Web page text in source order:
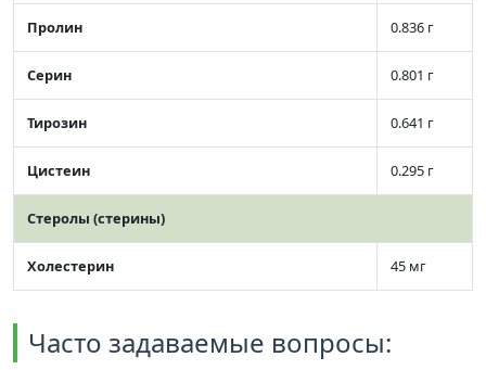
Пролин 0.836 г
Серин 0.801 г
Тирозин 0.641 г
Цистеин 0.295 г
Стеролы (стерины)
Холестерин 45 мг
Часто задаваемые вопросы: